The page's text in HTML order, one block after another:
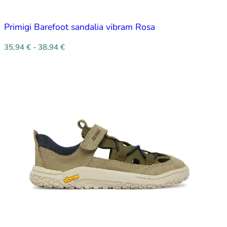
Primigi Barefoot sandalia vibram Rosa
35,94 € - 38,94 €